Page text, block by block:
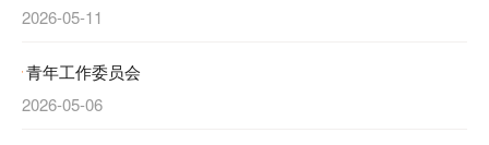
2026-05-11
青年工作委员会
2026-05-06